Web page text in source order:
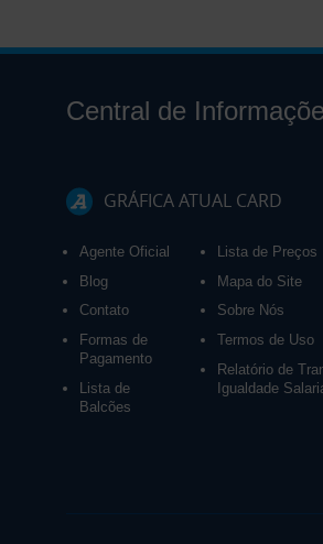
Central de
GRÁFICA ATUAL CARD
Agente Oficial
Blog
Contato
Formas de
Pagamento
Lista de
Balcões
Lista de Preços
Mapa do Site
Sobre Nós
Termos de Uso
Relatório de
Igualdade